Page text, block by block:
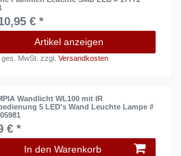
€ *
Artikel anzeigen
MwSt. zzgl.Versandkosten
Wandlicht WL100 mit IR
5 LED's Wand Leuchte Lampe #
€ *
In den Warenkorb